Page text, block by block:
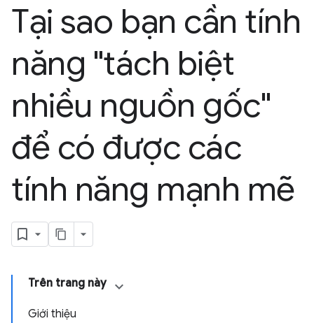
Tại sao bạn cần tính
năng "tách biệt
nhiều nguồn gốc"
để có được các
tính năng mạnh mẽ
Trên trang này
Giới thiệu